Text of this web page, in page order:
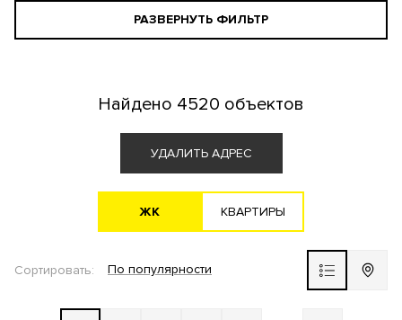
РАЗВЕРНУТЬ ФИЛЬТР
Новостройка
Найдено 4520 объектов
УДАЛИТЬ АДРЕС
ЖK KВАРТИРЫ
Сортировать: По популярности